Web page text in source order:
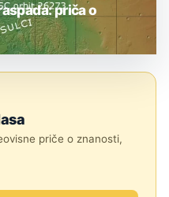
priča o
priče o znanosti,